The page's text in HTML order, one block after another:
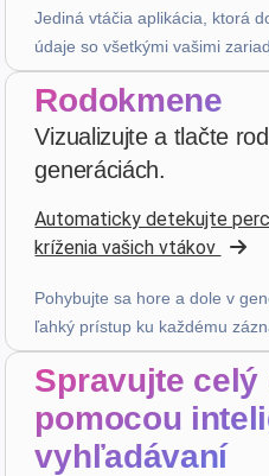
pred 4 dňami
D. P.
starstarstarstarstar_border
Vysoko hodnotené — ďakujem!
pred 2 týždňami
Julien ·France
star star star
Vysoko hodnotené —
pred 2 týždňami
Jediná vtáčia aplikácia, ktorá
údaje so všetkými vašimi
Rodokmene
Vizualizujte a tlačte
generáciách.
Automaticky detekujte
kríženia vašich vtákov
Pohybujte sa hore a dole v
ľahký prístup ku každému
Spravujte celý
pomocou
vyhľadávaní